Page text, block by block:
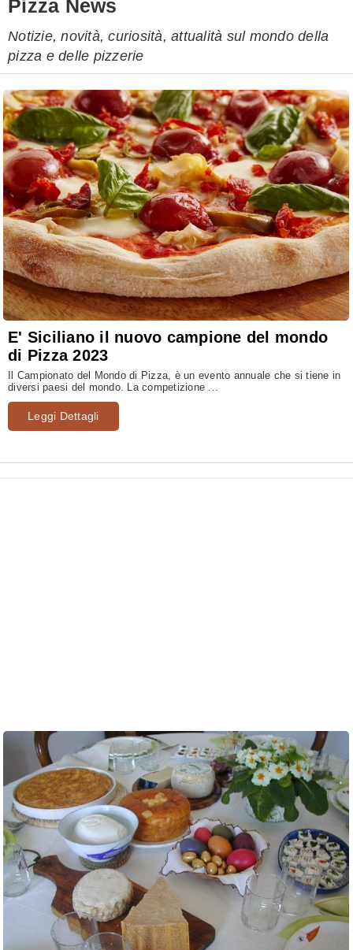
Pizza News
Notizie, novità, curiosità, attualità sul mondo della
pizza e delle pizzerie
E' Siciliano il nuovo campione del mondo
di Pizza 2023
Il Campionato del Mondo di Pizza, è un evento annuale che si tiene in
diversi paesi del mondo. La competizione ...
Leggi Dettagli